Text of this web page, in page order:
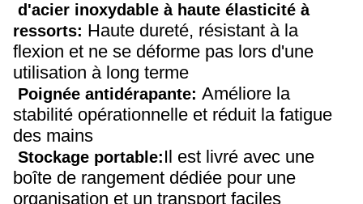
d'acier inoxydable à haute élasticité à
ressorts: Haute dureté, résistant à la
flexion et ne se déforme pas lors d'une
utilisation à long terme
Poignée antidérapante: Améliore la
stabilité opérationnelle et réduit la fatigue
des mains
Stockage portable:Il est livré avec une
boîte de rangement dédiée pour une
organisation et un transport faciles